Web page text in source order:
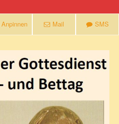
Anpinnen Mail SMS